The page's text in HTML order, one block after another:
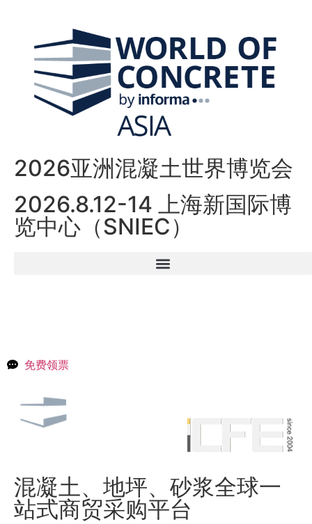
2026亚洲混凝土世界博览会
2026.8.12-14 上海新国际博
览中心（SNIEC）
免费领票
混凝土、地坪、砂浆全球一
站式商贸采购平台